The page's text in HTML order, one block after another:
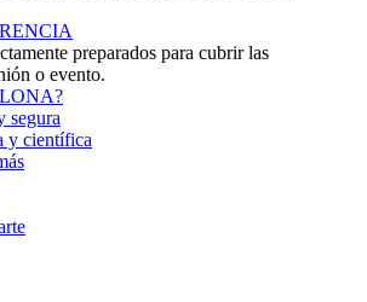
preparados para cubrir las
o evento.
segura
y científica